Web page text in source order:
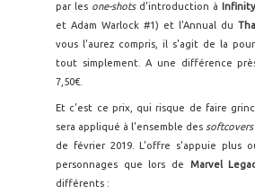
par les one-shotsd'introduction à
et Adam Warlock #1) et l'Annual du
vous l'aurez compris, il s'agit de la
tout simplement. A une différence
7,50€.
Et c'est ce prix, qui risque de faire
sera appliqué à l'ensemble des softcovers
de février 2019. L'offre s'appuie plus
personnages que lors de Marvel
différents :